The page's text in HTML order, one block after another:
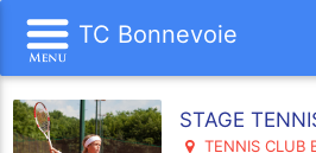
TC Bonnevoie
STAGE
TENNIS CLUB